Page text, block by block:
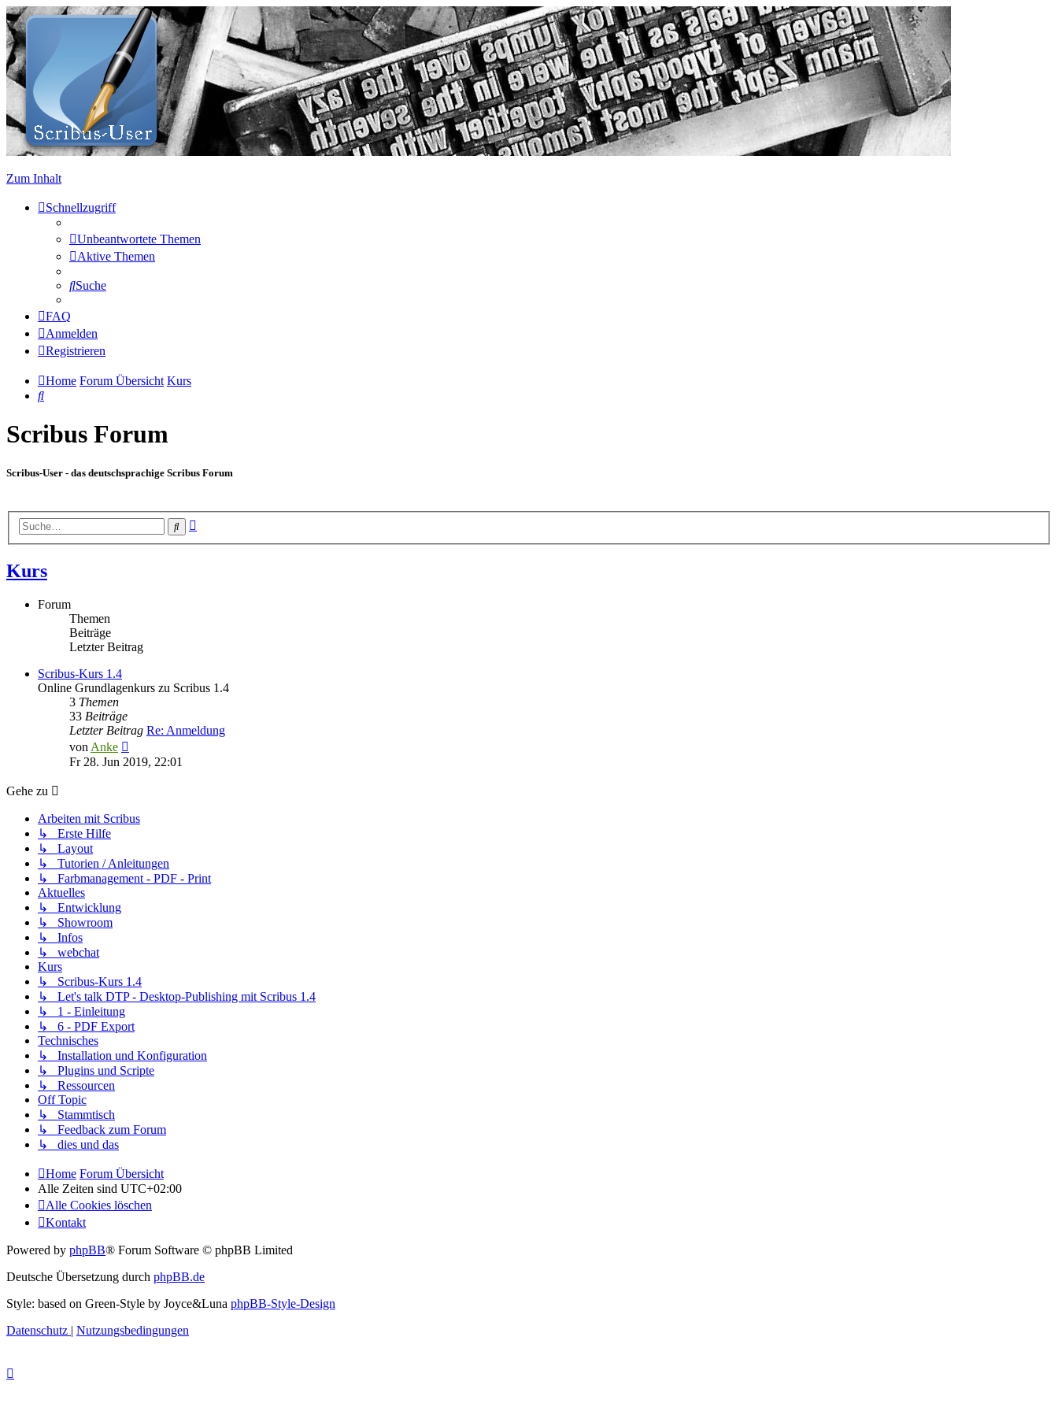
Zum Inhalt
Schnellzugriff
Unbeantwortete Themen
Aktive Themen
Suche
FAQ
Anmelden
Registrieren
Home Forum Übersicht Kurs
Suche
Scribus Forum
Scribus-User - das deutschsprachige Scribus Forum
Suche
Kurs
Forum
Themen
Beiträge
Letzter Beitrag
Scribus-Kurs 1.4
Online Grundlagenkurs zu Scribus 1.4
3 Themen
33 Beiträge
Letzter Beitrag Re: Anmeldung
von Anke
Beitrag
Fr 28. Jun 2019, 22:01
Gehe zu
Arbeiten mit Scribus
↳ Erste Hilfe
↳ Layout
↳ Tutorien / Anleitungen
↳ Farbmanagement - PDF - Print
Aktuelles
↳ Entwicklung
↳ Showroom
↳ Infos
↳ webchat
Kurs
↳ Scribus-Kurs 1.4
↳ Let's talk DTP - Desktop-Publishing mit Scribus 1.4
↳ 1 - Einleitung
↳ 6 - PDF Export
Technisches
↳ Installation und Konfiguration
↳ Plugins und Scripte
↳ Ressourcen
Off Topic
↳ Stammtisch
↳ Feedback zum Forum
↳ dies und das
Home Forum Übersicht
Alle Zeiten sind UTC+02:00
Alle Cookies löschen
Kontakt
Powered by phpBB® Forum Software © phpBB Limited
Deutsche Übersetzung durch phpBB.de
Style: based on Green-Style by Joyce&Luna phpBB-Style-Design
Datenschutz | Nutzungsbedingungen